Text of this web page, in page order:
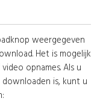
weergegeven
Het is mogelijk
opnames. Als u
is, kunt u